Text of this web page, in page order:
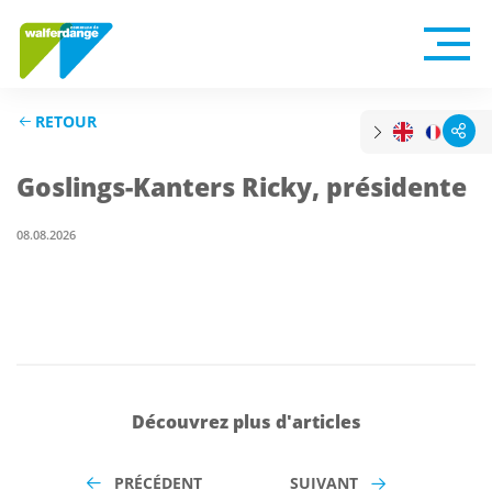
RETOUR
Goslings-Kanters Ricky, présidente
08.08.2026
Découvrez plus d'articles
PRÉCÉDENT SUIVANT